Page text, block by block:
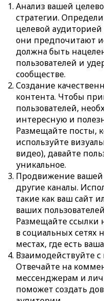
Анализ вашей
стратегии.
целевой
они предпочитают
должна быть
пользователей и
сообществе.
Создание
контента. Чтобы
пользователей,
интересную и
Размещайте посты,
используйте
видео), давайте
уникальное.
Продвижение вашей
другие каналы.
такие как ваш сайт
ваших
Размещайте ссылки
в социальных сетях
местах, где есть
Взаимодействуйте
Отвечайте на
мессенджерам и
поможет создать